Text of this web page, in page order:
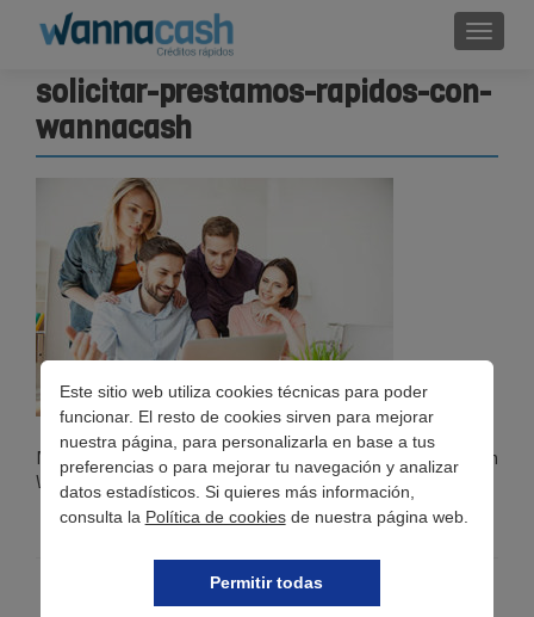
Este sitio web utiliza cookies técnicas para poder
funcionar. El resto de cookies sirven para mejorar
nuestra página, para personalizarla en base a tus
preferencias o para mejorar tu navegación y analizar
datos estadísticos. Si quieres más información,
consulta la Política de cookiesde nuestra página web.
Permitir todas
solicitar-prestamos-rapidos-con-
wannacash
Microcreditos, minicreditos, creditos personales con
WannaCash